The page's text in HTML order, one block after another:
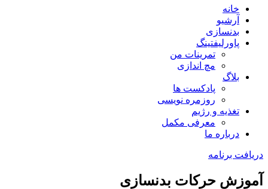
خانه
آرشیو
بدنسازی
پاورلیفتینگ
تمرینات من
مچ اندازی
بلاگ
پادکست ها
روزمره نویسی
تغذیه و رژیم
معرفی مکمل
درباره ما
دریافت برنامه
آموزش حرکات بدنسازی